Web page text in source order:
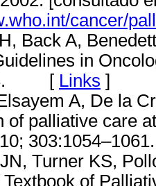
cancer/
Back A,
in
[ Links ]
A, De la
of palliative care
303:1054–1061.
Turner KS,
Textbook of